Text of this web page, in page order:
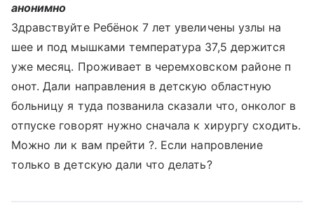
анонимно
Здравствуйте Ребёнок 7 лет увеличены узлы на
шее и под мышками температура 37,5 держится
уже месяц. Проживает в черемховском районе п
онот. Дали направления в детскую областную
больницу я туда позванила сказали что, онколог в
отпуске говорят нужно сначала к хирургу сходить.
Можно ли к вам прейти ?. Если напровление
только в детскую дали что делать?